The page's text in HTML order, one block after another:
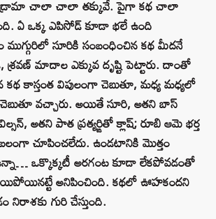
చాలా చాలా తక్కువే. పైగా కథ చాలా
ఏ ఒక్క ఎపిసోడ్ కూడా భలే ఉంది
ముగ్గురిలో సూరికి సంబంధించిన కథ మీదనే
శ్రవణ్ మాదాల ఎక్కువ దృష్టి పెట్టారు. దాంతో
కాస్తంత విపులంగా చెబుతూ, మధ్య మధ్యలో
చెబుతూ వచ్చారు. అయితే సూరి, అతని బాస్
అతని పాత ప్రత్యర్ఙితో క్లాష్‌; రూబి ఆమె భర్త
చూపించలేదు. ఉండటానికి మొత్తం
ఒక్కొక్కటీ అరగంట కూడా లేకపోవడంతో
అనిపించింది. కథలో ఊహకందని
నిరాశకు గురి చేస్తుంది.